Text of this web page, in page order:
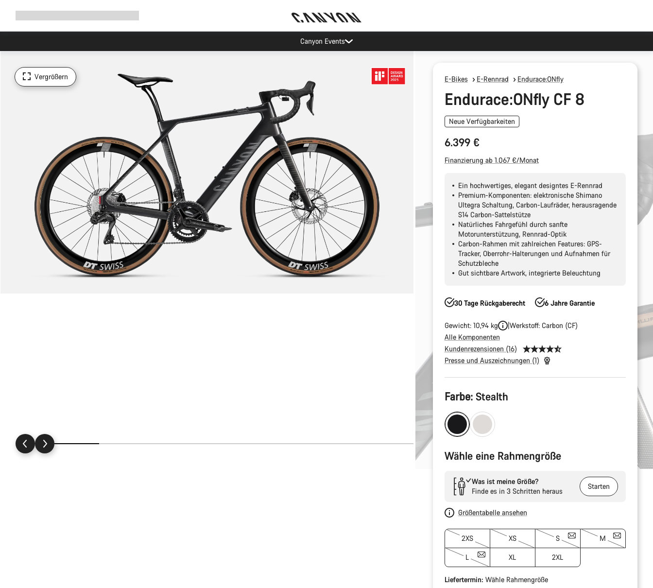
Canyon Events
Vergrößern E-Bikes E-Rennrad Endurace:ONfly
Endurace:ONfly CF 8
Neue Verfügbarkeiten
6.399 €
Finanzierung ab 1.067 €/Monat
Ein hochwertiges, elegant designtes E-Rennrad
Premium-Komponenten: elektronische Shimano
Ultegra Schaltung, Carbon-Laufräder, herausragende
S14 Carbon-Sattelstütze
Natürliches Fahrgefühl durch sanfte
Motorunterstützung, Rennrad-Optik
Carbon-Rahmen mit zahlreichen Features: GPS-
Tracker, Oberrohr-Halterungen und Aufnahmen für
Schutzbleche
Gut sichtbare Artwork, integrierte Beleuchtung
30 Tage Rückgaberecht 6 Jahre Garantie
Gewicht: 10,94 kg
Werkstoff: Carbon (CF)
Alle Komponenten
Kundenrezensionen (16)
Presse und Auszeichnungen (1)
Produktkonfiguration
Farbe: Stealth
Wähle eine Rahmengröße
Was ist meine Größe?
Finde es in 3 Schritten heraus
Starten
Größentabelle ansehen
2XS XS S M
L XL 2XL
Liefertermin: Wähle Rahmengröße